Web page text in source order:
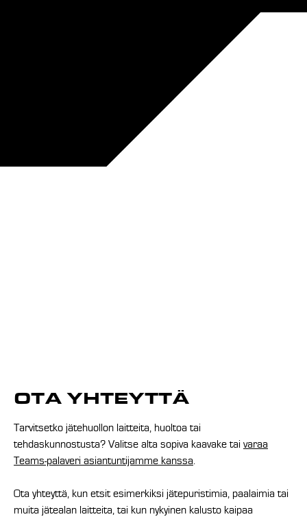
OTA YHTEYTTÄ
Tarvitsetko jätehuollon laitteita, huoltoa tai
tehdaskunnostusta? Valitse alta sopiva kaavake tai varaa
Teams-palaveri asiantuntijamme kanssa
Ota yhteyttä, kun etsit esimerkiksi jätepuristimia, paalaimia tai
muita jätealan laitteita, tai kun nykyinen kalusto kaipaa